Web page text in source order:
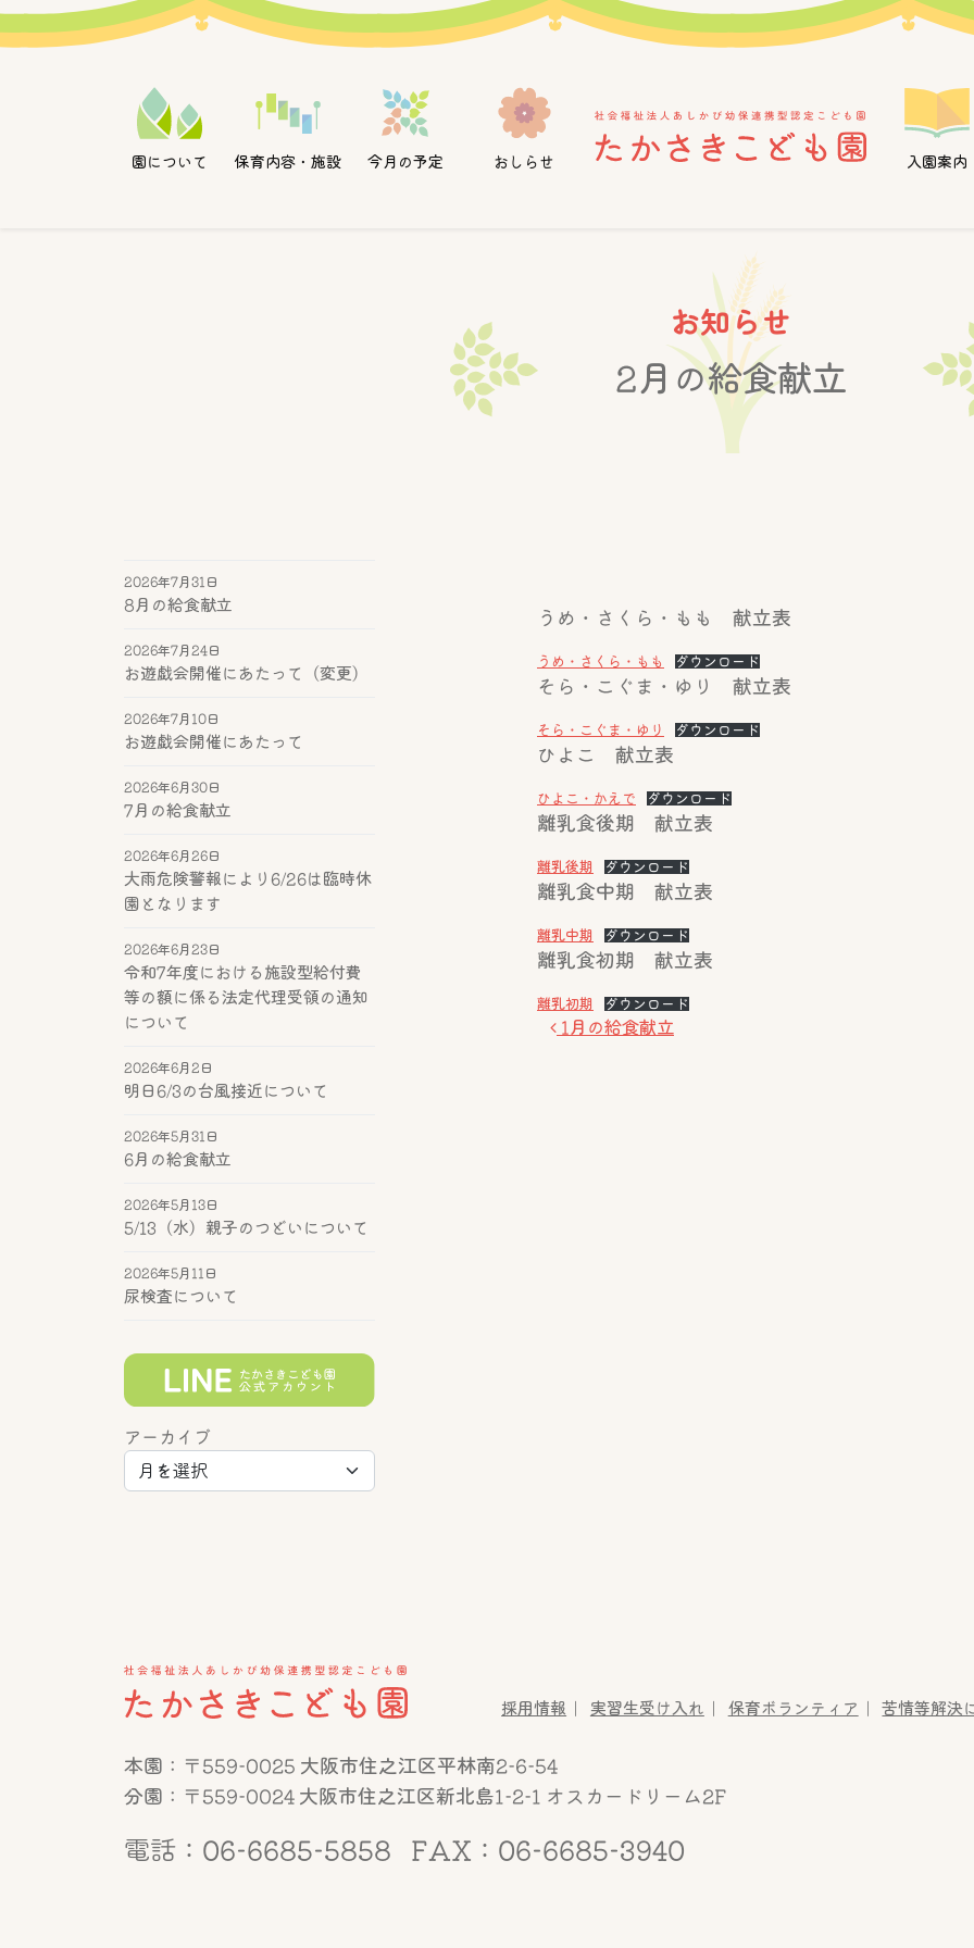
メインナビゲーション
園について 保育内容・施設 今月の予定 おしらせ 入園案内
お知らせ
2月の給食献立
8月の給食献立
2026年7月31日
お遊戯会開催にあたって（変更）
2026年7月24日
お遊戯会開催にあたって
2026年7月10日
7月の給食献立
2026年6月30日
大雨危険警報により6/26は臨時休
園となります
2026年6月26日
令和7年度における施設型給付費
等の額に係る法定代理受領の通知
について
2026年6月23日
明日6/3の台風接近について
2026年6月2日
6月の給食献立
2026年5月31日
5/13（水）親子のつどいについて
2026年5月13日
尿検査について
2026年5月11日
アーカイブ
うめ・さくら・もも 献立表
うめ・さくら・もも ダウンロード
そら・こぐま・ゆり 献立表
そら・こぐま・ゆり ダウンロード
ひよこ 献立表
ひよこ・かえで ダウンロード
離乳食後期 献立表
離乳後期 ダウンロード
離乳食中期 献立表
離乳中期 ダウンロード
離乳食初期 献立表
離乳初期 ダウンロード
投稿ナビゲーション
1月の給食献立
採用情報 実習生受け入れ 保育ボランティア 苦情等解決
本園：〒559-0025 大阪市住之江区平林南2-6-54
分園：〒559-0024 大阪市住之江区新北島1-2-1 オスカードリーム2F
電話：06-6685-5858 FAX：06-6685-3940